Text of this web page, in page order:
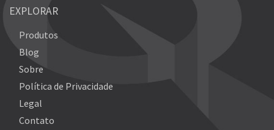
EXPLORAR
Produtos
Blog
Sobre
Política de Privacidade
Legal
Contato